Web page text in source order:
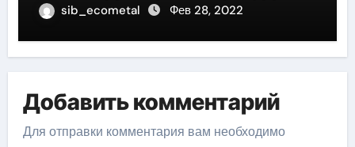
sib_ecometal Фев 28, 2022
Добавить комментарий
Для отправки комментария вам необходимо